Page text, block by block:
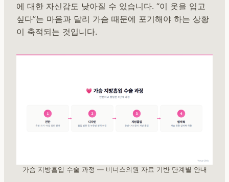
에 대한 자신감도 낮아질 수 있습니다. “이 옷을 입고
싶다”는 마음과 달리 가슴 때문에 포기해야 하는 상황
이 축적되는 것입니다.
가슴 지방흡입 수술 과정 — 비너스의원 자료 기반 단계별 안내